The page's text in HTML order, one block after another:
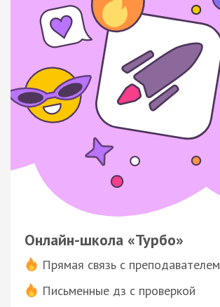
Онлайн-школа «Турбо»
Прямая связь с преподавателем
Письменные дз с проверкой